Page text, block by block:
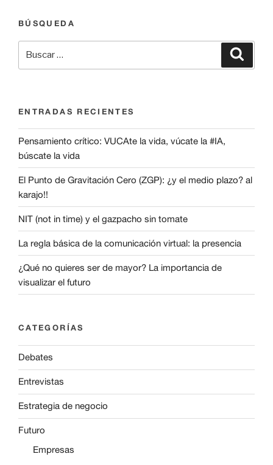
BÚSQUEDA
ENTRADAS RECIENTES
Pensamiento crítico: VUCAte la vida, vúcate la #IA,
búscate la vida
El Punto de Gravitación Cero (ZGP): ¿y el medio plazo? al
karajo!!
NIT (not in time) y el gazpacho sin tomate
La regla básica de la comunicación virtual: la presencia
¿Qué no quieres ser de mayor? La importancia de
visualizar el futuro
CATEGORÍAS
Debates
Entrevistas
Estrategia de negocio
Futuro
Empresas